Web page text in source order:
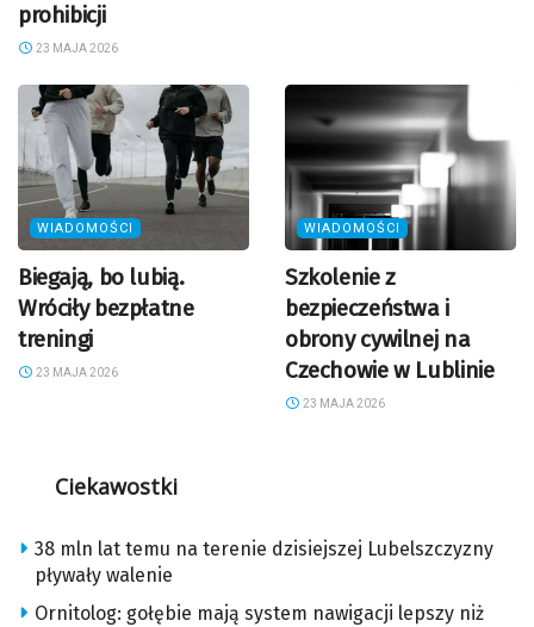
prohibicji
23 MAJA 2026
WIADOMOŚCI
Biegają, bo lubią.
Wróciły bezpłatne
treningi
23 MAJA 2026
WIADOMOŚCI
Szkolenie z
bezpieczeństwa i
obrony cywilnej na
Czechowie w Lublinie
23 MAJA 2026
Ciekawostki
38 mln lat temu na terenie dzisiejszej Lubelszczyzny
pływały walenie
Ornitolog: gołębie mają system nawigacji lepszy niż